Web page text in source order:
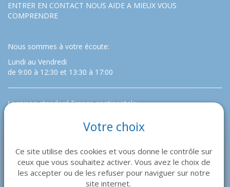
ENTRER EN CONTACT NOUS AIDE A MIEUX VOUS
COMPRENDRE
Nous sommes à votre écoute:
Lundi au Vendredi
de 9:00 à 12:30 et 13:30 à 17:00
Livraison standard France continentale:
Pour toutes autres destinations nous contacter.
Votre choix
Ce site utilise des cookies et vous donne le contrôle sur
ceux que vous souhaitez activer. Vous avez le choix de
les accepter ou de les refuser pour naviguer sur notre
site internet.